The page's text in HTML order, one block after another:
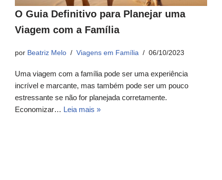
O Guia Definitivo para Planejar uma
Viagem com a Família
por Beatriz Melo Viagens em Família 06/10/2023
Uma viagem com a família pode ser uma experiência
incrível e marcante, mas também pode ser um pouco
estressante se não for planejada corretamente.
Economizar… Leia mais »